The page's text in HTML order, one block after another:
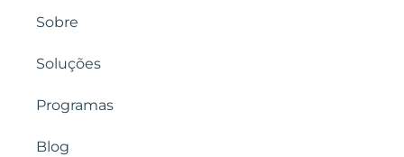
Sobre
Soluções
Programas
Blog